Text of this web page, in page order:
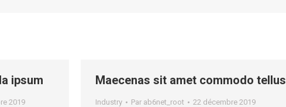
ipsum
2019
Maecenas sit amet commodo tellus
Industry Par ab6net_root 22 décembre 2019